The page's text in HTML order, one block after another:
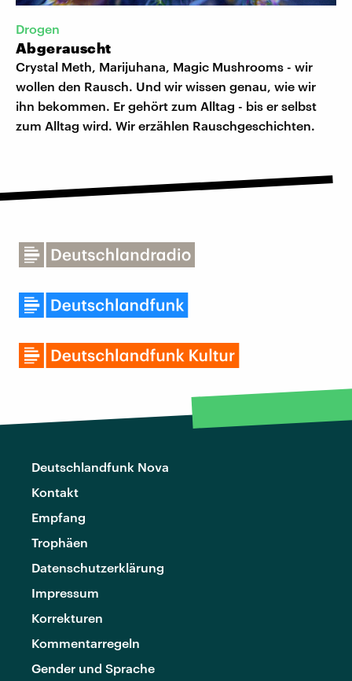
Drogen
Abgerauscht
Crystal Meth, Marijuhana, Magic Mushrooms - wir
wollen den Rausch. Und wir wissen genau, wie wir
ihn bekommen. Er gehört zum Alltag - bis er selbst
zum Alltag wird. Wir erzählen Rauschgeschichten.
Deutschlandfunk Nova
Kontakt
Empfang
Trophäen
Datenschutzerklärung
Impressum
Korrekturen
Kommentarregeln
Gender und Sprache